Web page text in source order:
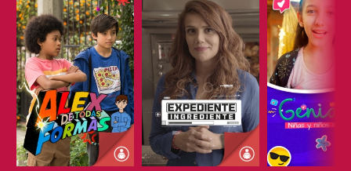
ESCUCHAR ESCUCHAR